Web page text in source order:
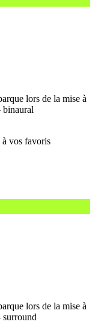
lors de la mise à
binaural
lors de la mise à
surround